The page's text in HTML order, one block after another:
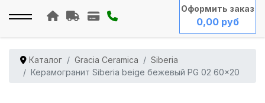
Оформить заказ
0,00 руб
Каталог Gracia Ceramica
Siberia
Керамогранит Siberia beige бежевый PG 02 60x20